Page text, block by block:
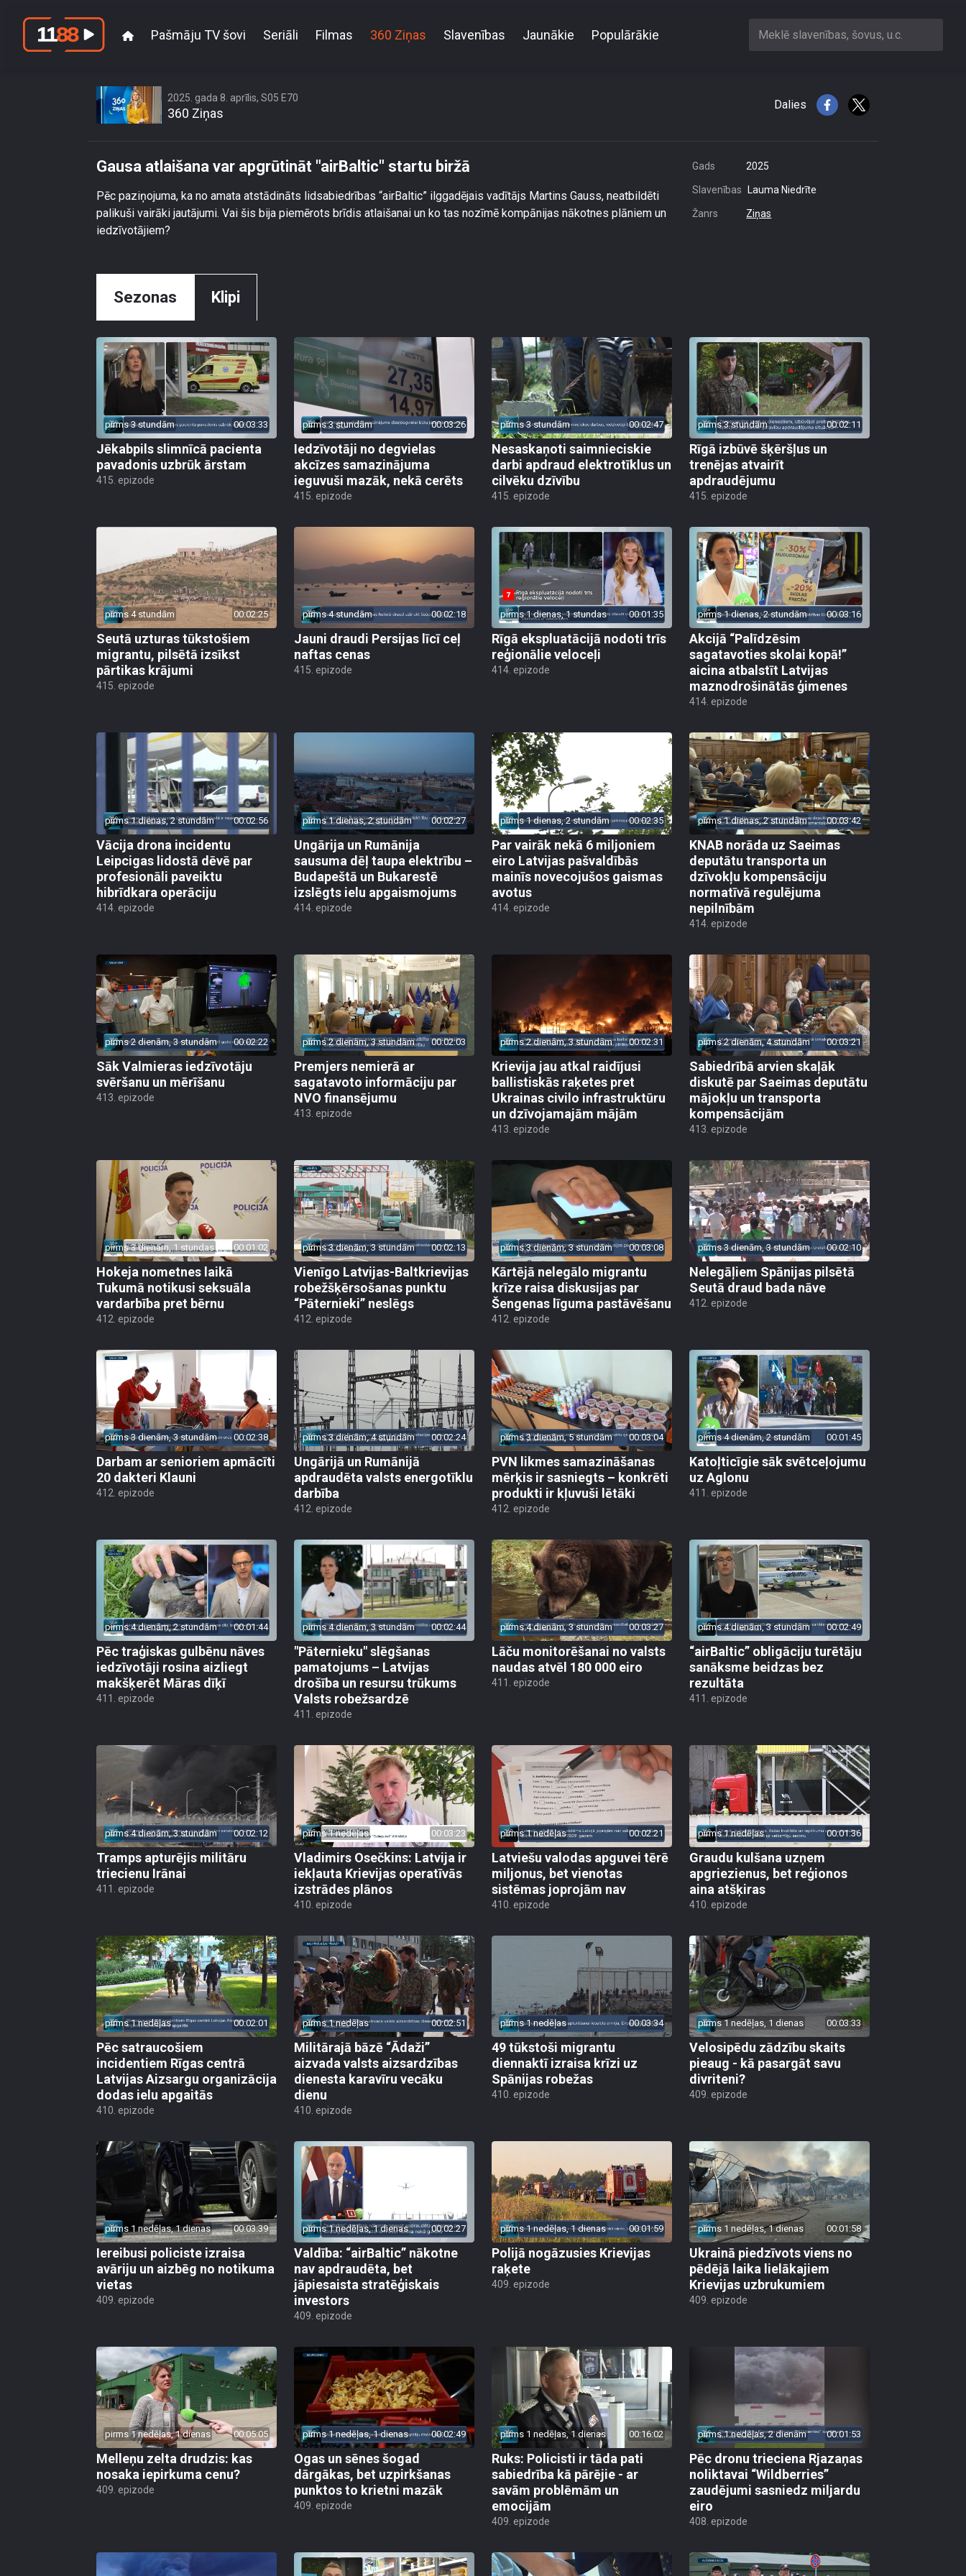
Pašmāju TV šovi Seriāli Filmas 360 Ziņas Slavenības Jaunākie Populārākie Meklē slavenības, šovus, u.c.
2025. gada 8. aprīlis, S05 E70
360 Ziņas
Dalies
Gausa atlaišana var apgrūtināt "airBaltic" startu biržā
Pēc paziņojuma, ka no amata atstādināts lidsabiedrības “airBaltic” ilggadējais vadītājs Martins Gauss, neatbildēti
palikuši vairāki jautājumi. Vai šis bija piemērots brīdis atlaišanai un ko tas nozīmē kompānijas nākotnes plāniem un
iedzīvotājiem?
Gads 2025
Slavenības Lauma Niedrīte
Žanrs Ziņas
Sezonas Klipi
pirms 3 stundām 00:03:33
Jēkabpils slimnīcā pacienta
pavadonis uzbrūk ārstam
415. epizode
pirms 3 stundām 00:03:26
Iedzīvotāji no degvielas
akcīzes samazinājuma
ieguvuši mazāk, nekā cerēts
415. epizode
pirms 3 stundām 00:02:47
Nesaskaņoti saimnieciskie
darbi apdraud elektrotīklus un
cilvēku dzīvību
415. epizode
pirms 3 stundām 00:02:11
Rīgā izbūvē šķēršļus un
trenējas atvairīt
apdraudējumu
415. epizode
pirms 4 stundām 00:02:25
Seutā uzturas tūkstošiem
migrantu, pilsētā izsīkst
pārtikas krājumi
415. epizode
pirms 4 stundām 00:02:18
Jauni draudi Persijas līcī ceļ
naftas cenas
415. epizode
pirms 1 dienas, 1 stundas 00:01:35
Rīgā ekspluatācijā nodoti trīs
reģionālie veloceļi
414. epizode
pirms 1 dienas, 2 stundām 00:03:16
Akcijā “Palīdzēsim
sagatavoties skolai kopā!”
aicina atbalstīt Latvijas
maznodrošinātās ģimenes
414. epizode
pirms 1 dienas, 2 stundām 00:02:56
Vācija drona incidentu
Leipcigas lidostā dēvē par
profesionāli paveiktu
hibrīdkara operāciju
414. epizode
pirms 1 dienas, 2 stundām 00:02:27
Ungārija un Rumānija
sausuma dēļ taupa elektrību –
Budapeštā un Bukarestē
izslēgts ielu apgaismojums
414. epizode
pirms 1 dienas, 2 stundām 00:02:35
Par vairāk nekā 6 miljoniem
eiro Latvijas pašvaldībās
mainīs novecojušos gaismas
avotus
414. epizode
pirms 1 dienas, 2 stundām 00:03:42
KNAB norāda uz Saeimas
deputātu transporta un
dzīvokļu kompensāciju
normatīvā regulējuma
nepilnībām
414. epizode
pirms 2 dienām, 3 stundām 00:02:22
Sāk Valmieras iedzīvotāju
svēršanu un mērīšanu
413. epizode
pirms 2 dienām, 3 stundām 00:02:03
Premjers nemierā ar
sagatavoto informāciju par
NVO finansējumu
413. epizode
pirms 2 dienām, 3 stundām 00:02:31
Krievija jau atkal raidījusi
ballistiskās raķetes pret
Ukrainas civilo infrastruktūru
un dzīvojamajām mājām
413. epizode
pirms 2 dienām, 4 stundām 00:03:21
Sabiedrībā arvien skaļāk
diskutē par Saeimas deputātu
mājokļu un transporta
kompensācijām
413. epizode
pirms 3 dienām, 1 stundas 00:01:02
Hokeja nometnes laikā
Tukumā notikusi seksuāla
vardarbība pret bērnu
412. epizode
pirms 3 dienām, 3 stundām 00:02:13
Vienīgo Latvijas-Baltkrievijas
robežšķērsošanas punktu
“Pāternieki” neslēgs
412. epizode
pirms 3 dienām, 3 stundām 00:03:08
Kārtējā nelegālo migrantu
krīze raisa diskusijas par
Šengenas līguma pastāvēšanu
412. epizode
pirms 3 dienām, 3 stundām 00:02:10
Nelegāļiem Spānijas pilsētā
Seutā draud bada nāve
412. epizode
pirms 3 dienām, 3 stundām 00:02:38
Darbam ar senioriem apmācīti
20 dakteri Klauni
412. epizode
pirms 3 dienām, 4 stundām 00:02:24
Ungārijā un Rumānijā
apdraudēta valsts energotīklu
darbība
412. epizode
pirms 3 dienām, 5 stundām 00:03:04
PVN likmes samazināšanas
mērķis ir sasniegts – konkrēti
produkti ir kļuvuši lētāki
412. epizode
pirms 4 dienām, 2 stundām 00:01:45
Katoļticīgie sāk svētceļojumu
uz Aglonu
411. epizode
pirms 4 dienām, 2 stundām 00:01:44
Pēc traģiskas gulbēnu nāves
iedzīvotāji rosina aizliegt
makšķerēt Māras dīķī
411. epizode
pirms 4 dienām, 3 stundām 00:02:44
"Pāternieku" slēgšanas
pamatojums – Latvijas
drošība un resursu trūkums
Valsts robežsardzē
411. epizode
pirms 4 dienām, 3 stundām 00:03:27
Lāču monitorēšanai no valsts
naudas atvēl 180 000 eiro
411. epizode
pirms 4 dienām, 3 stundām 00:02:49
“airBaltic” obligāciju turētāju
sanāksme beidzas bez
rezultāta
411. epizode
pirms 4 dienām, 3 stundām 00:02:12
Tramps apturējis militāru
triecienu Irānai
411. epizode
pirms 1 nedēļas 00:03:23
Vladimirs Osečkins: Latvija ir
iekļauta Krievijas operatīvās
izstrādes plānos
410. epizode
pirms 1 nedēļas 00:02:21
Latviešu valodas apguvei tērē
miljonus, bet vienotas
sistēmas joprojām nav
410. epizode
pirms 1 nedēļas 00:01:36
Graudu kulšana uzņem
apgriezienus, bet reģionos
aina atšķiras
410. epizode
pirms 1 nedēļas 00:02:01
Pēc satraucošiem
incidentiem Rīgas centrā
Latvijas Aizsargu organizācija
dodas ielu apgaitās
410. epizode
pirms 1 nedēļas 00:02:51
Militārajā bāzē “Ādaži”
aizvada valsts aizsardzības
dienesta karavīru vecāku
dienu
410. epizode
pirms 1 nedēļas 00:03:34
49 tūkstoši migrantu
diennaktī izraisa krīzi uz
Spānijas robežas
410. epizode
pirms 1 nedēļas, 1 dienas 00:03:33
Velosipēdu zādzību skaits
pieaug - kā pasargāt savu
divriteni?
409. epizode
pirms 1 nedēļas, 1 dienas 00:03:39
Iereibusi policiste izraisa
avāriju un aizbēg no notikuma
vietas
409. epizode
pirms 1 nedēļas, 1 dienas 00:02:27
Valdība: “airBaltic” nākotne
nav apdraudēta, bet
jāpiesaista stratēģiskais
investors
409. epizode
pirms 1 nedēļas, 1 dienas 00:01:59
Polijā nogāzusies Krievijas
raķete
409. epizode
pirms 1 nedēļas, 1 dienas 00:01:58
Ukrainā piedzīvots viens no
pēdējā laika lielākajiem
Krievijas uzbrukumiem
409. epizode
pirms 1 nedēļas, 1 dienas 00:05:05
Melleņu zelta drudzis: kas
nosaka iepirkuma cenu?
409. epizode
pirms 1 nedēļas, 1 dienas 00:02:49
Ogas un sēnes šogad
dārgākas, bet uzpirkšanas
punktos to krietni mazāk
409. epizode
pirms 1 nedēļas, 1 dienas 00:16:02
Ruks: Policisti ir tāda pati
sabiedrība kā pārējie - ar
savām problēmām un
emocijām
409. epizode
pirms 1 nedēļas, 2 dienām 00:01:53
Pēc dronu trieciena Rjazaņas
noliktavai “Wildberries”
zaudējumi sasniedz miljardu
eiro
408. epizode